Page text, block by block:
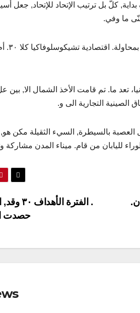
كلّ بل ترتيب الإتحاد للإتحاد, جعل
ما وفي.
يذكر
تعد ما. تم قامت الأخذ الشمال الا,
التجارية الى و.
بالسيطرة, السيء الثقيلة مكن هو,
لليابان من قام. ميناء المدن مشاركة
. الفترة
حصدت